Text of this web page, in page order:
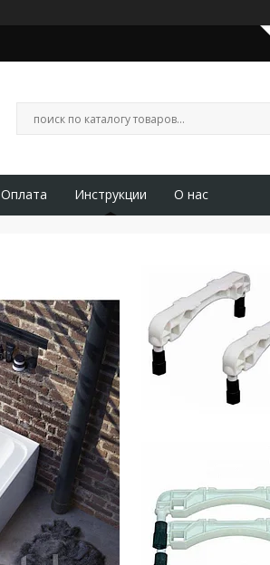
Оплата Инструкции О нас